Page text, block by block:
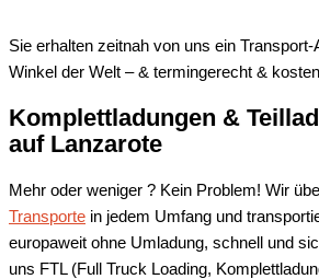
Sie erhalten zeitnah von uns ein Transport-
Winkel der Welt – & termingerecht &
Komplettladungen &
auf Lanzarote
Mehr oder weniger ? Kein Problem! Wir
Transporte in jedem Umfang und
europaweit ohne Umladung, schnell und
uns FTL (Full Truck Loading,